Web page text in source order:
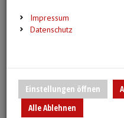
Infusion/Transfusion
Urinbeutel/Beinbeutel
Sauerstoffartikel
Pflege & Alltag
Impressum
Datenschutz
Einstellungen öffnen
Alle Ablehnen